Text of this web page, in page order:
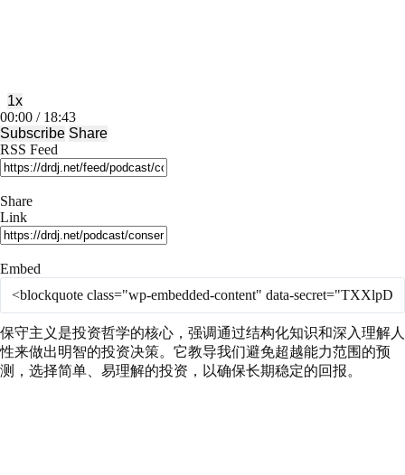
Mute/Unmute
Episode
Rewind
10
Seconds
1x
Fast
Forward
30
seconds
00:00 / 18:43
Subscribe Share
RSS Feed
Share
Link
Embed
保守主义是投资哲学的核心，强调通过结构化知识和深入理解人
性来做出明智的投资决策。它教导我们避免超越能力范围的预
测，选择简单、易理解的投资，以确保长期稳定的回报。